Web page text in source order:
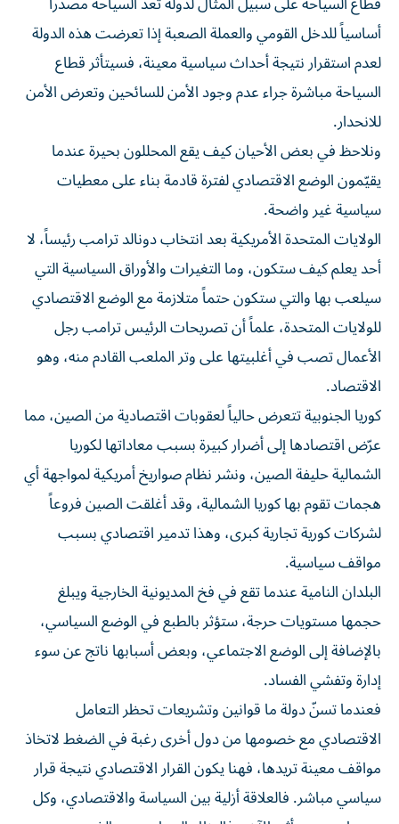
أساسياً للدخل القومي والعملة الصعبة إذا تعرضت هذه الدولة
لعدم استقرار نتيجة أحداث سياسية معينة، فسيتأثر قطاع
السياحة مباشرة جراء عدم وجود الأمن للسائحين وتعرض الأمن
للانحدار.
ونلاحظ في بعض الأحيان كيف يقع المحللون بحيرة عندما
يقيّمون الوضع الاقتصادي لفترة قادمة بناء على معطيات
سياسية غير واضحة.
الولايات المتحدة الأمريكية بعد انتخاب دونالد ترامب رئيساً، لا
أحد يعلم كيف ستكون، وما التغيرات والأوراق السياسية التي
سيلعب بها والتي ستكون حتماً متلازمة مع الوضع الاقتصادي
للولايات المتحدة، علماً أن تصريحات الرئيس ترامب رجل
الأعمال تصب في أغلبيتها على وتر الملعب القادم منه، وهو
الاقتصاد.
كوريا الجنوبية تتعرض حالياً لعقوبات اقتصادية من الصين، مما
عرّض اقتصادها إلى أضرار كبيرة بسبب معاداتها لكوريا
الشمالية حليفة الصين، ونشر نظام صواريخ أمريكية لمواجهة أي
هجمات تقوم بها كوريا الشمالية، وقد أغلقت الصين فروعاً
لشركات كورية تجارية كبرى، وهذا تدمير اقتصادي بسبب
مواقف سياسية.
البلدان النامية عندما تقع في فخ المديونية الخارجية ويبلغ
حجمها مستويات حرجة، ستؤثر بالطبع في الوضع السياسي،
بالإضافة إلى الوضع الاجتماعي، وبعض أسبابها ناتج عن سوء
إدارة وتفشي الفساد.
فعندما تسنّ دولة ما قوانين وتشريعات تحظر التعامل
الاقتصادي مع خصومها من دول أخرى رغبة في الضغط لاتخاذ
مواقف معينة تريدها، فهنا يكون القرار الاقتصادي نتيجة قرار
سياسي مباشر. فالعلاقة أزلية بين السياسة والاقتصادي، وكل